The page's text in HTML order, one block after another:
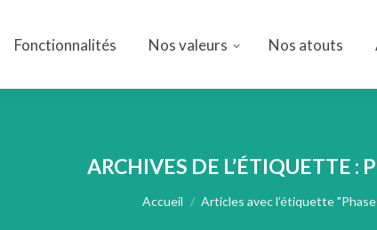
Fonctionnalités Nos valeurs Nos atouts
ARCHIVES DE L’ÉTIQUETTE :
Vous êtes ici :
Accueil Articles avec l’étiquette